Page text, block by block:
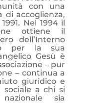
con una
di accoglienza,
Nel 1994 il
ottiene il
dell’Interno
per la sua
Gesù è
– pur
– continua a
giuridico e
a chi si
sia